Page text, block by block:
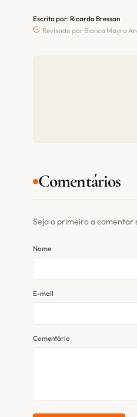
Escrito por: Ricardo Bressan
Revisado por Bianca Mayra
Comentários
Seja o primeiro a comentar
Nome
E-mail
Comentário